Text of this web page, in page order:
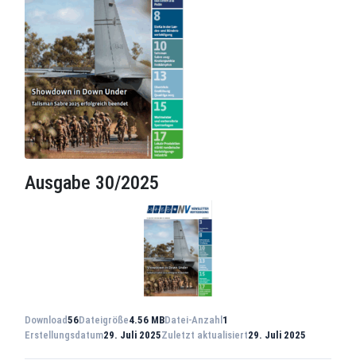
Ausgabe 30/2025
Download56Dateigröße4.56 MBDatei-Anzahl 1
Erstellungsdatum29. Juli 2025Zuletzt aktualisiert29. Juli 2025